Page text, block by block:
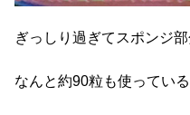
ぎっしり過ぎてスポンジ
なんと約90粒も使ってい